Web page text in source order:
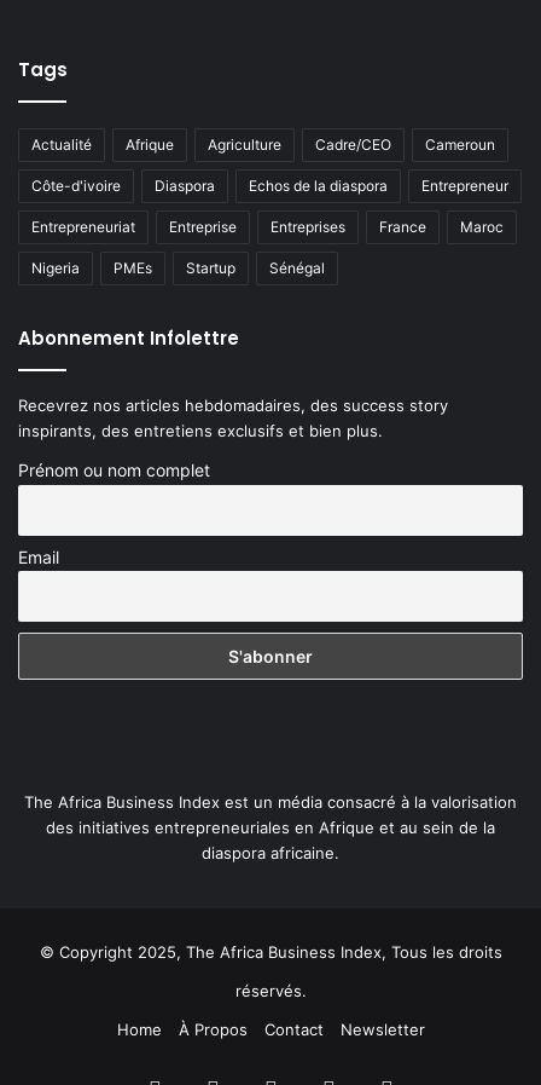
Tags
Actualité Afrique Agriculture Cadre/CEO Cameroun
Côte-d'ivoire Diaspora Echos de la diaspora Entrepreneur
Entrepreneuriat Entreprise Entreprises France Maroc
Nigeria PMEs Startup Sénégal
Abonnement Infolettre
Recevrez nos articles hebdomadaires, des success story
inspirants, des entretiens exclusifs et bien plus.
Prénom ou nom complet
Email
The Africa Business Index est un média consacré à la valorisation
des initiatives entrepreneuriales en Afrique et au sein de la
diaspora africaine.
© Copyright 2025, The Africa Business Index, Tous les droits
réservés.
Home
À Propos Contact Newsletter